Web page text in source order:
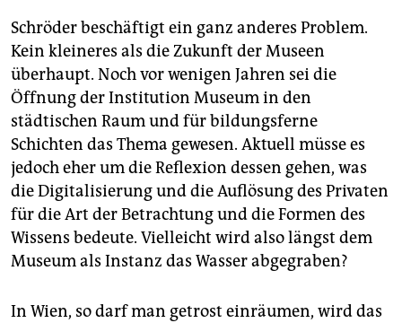
Schröder beschäftigt ein ganz anderes Problem.
Kein kleineres als die Zukunft der Museen
überhaupt. Noch vor wenigen Jahren sei die
Öffnung der Institution Museum in den
städtischen Raum und für bildungsferne
Schichten das Thema gewesen. Aktuell müsse es
jedoch eher um die Reflexion dessen gehen, was
die Digitalisierung und die Auflösung des Privaten
für die Art der Betrachtung und die Formen des
Wissens bedeute. Vielleicht wird also längst dem
Museum als Instanz das Wasser abgegraben?
In Wien, so darf man getrost einräumen, wird das